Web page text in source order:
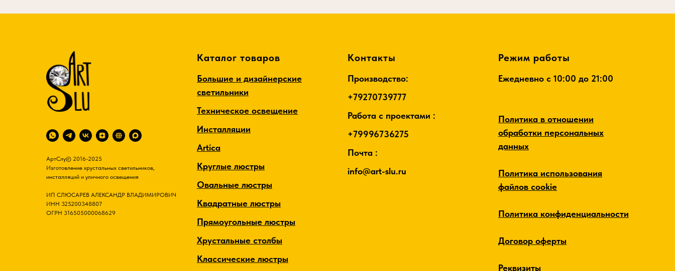
АртСлу© 2016-2025
Изготовление хрустальных светильников,
инсталляций и уличного освещения
ИП СЛЮСАРЕВ АЛЕКСАНДР ВЛАДИМИРОВИЧ
ИНН 325200348807
ОГРН 316505000068629
Каталог товаров
Большие и дизайнерские
светильники
Техническое освещение
Инсталляции
Artica
Круглые люстры
Овальные люстры
Квадратные люстры
Прямоугольные люстры
Хрустальные столбы
Классические люстры
Контакты
Производство:
+79270739777
Работа с проектами :
+79996736275
Почта :
info@art-slu.ru
Режим работы
Ежедневно c 10:00 до 21:00
Политика в отношении
обработки персональных
данных
Политика использования
файлов cookie
Политика конфиденциальности
Договор оферты
Реквизиты